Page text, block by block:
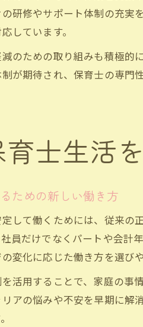
研修やサポート体制の充
しています。
のための取り組みも積極
が期待され、保育士の専門
士生活
ための新しい働き方
して働くためには、従来の
員だけでなくパートや会計
変化に応じた働き方を選び
活用することで、家庭の事
アの悩みや不安を早期に